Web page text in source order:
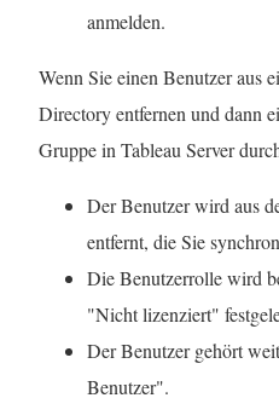
anmelden.
Wenn Sie einen Benutzer aus
Directory entfernen und dann
Gruppe in Tableau Server
Der Benutzer wird aus
entfernt, die Sie
Die Benutzerrolle wird
"Nicht lizenziert"
Der Benutzer gehört
Benutzer".